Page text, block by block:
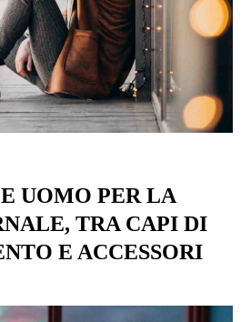
UOMO PER LA
TRA CAPI DI
E ACCESSORI